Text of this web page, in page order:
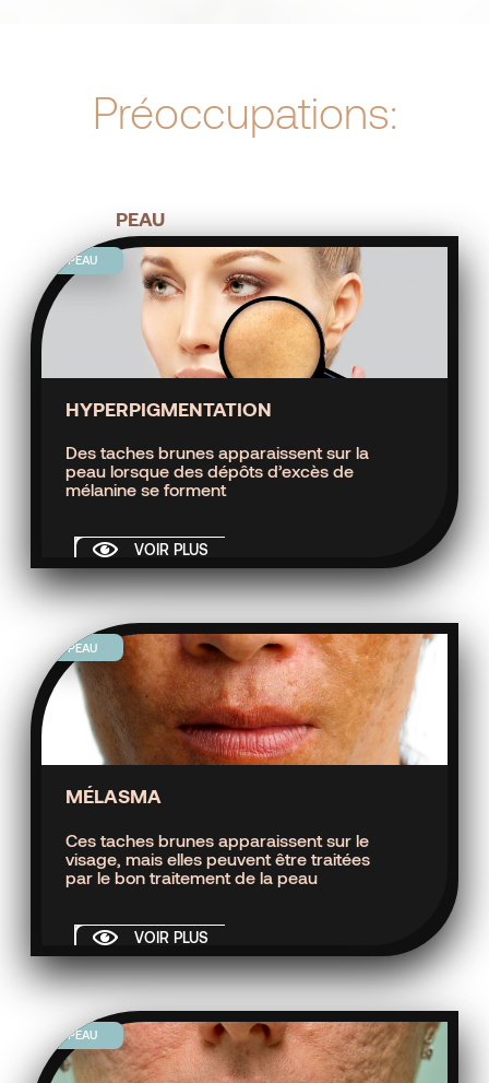
Préoccupations:
PEAU
HYPERPIGMENTATION
Des taches brunes apparaissent sur la
peau lorsque des dépôts d’excès de
mélanine se forment
VOIR PLUS
PEAU
MÉLASMA
Ces taches brunes apparaissent sur le
visage, mais elles peuvent être traitées
par le bon traitement de la peau
VOIR PLUS
PEAU
PEAU